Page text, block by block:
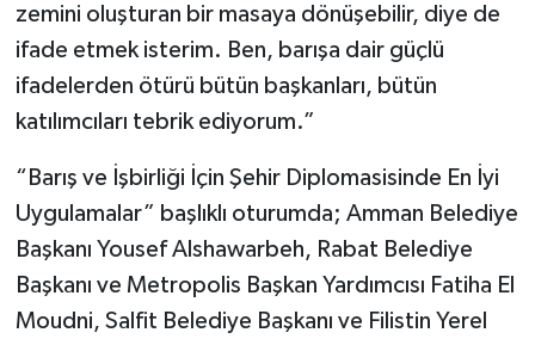
zemini oluşturan bir masaya dönüşebilir, diye de
ifade etmek isterim. Ben, barışa dair güçlü
ifadelerden ötürü bütün başkanları, bütün
katılımcıları tebrik ediyorum.”
“Barış ve İşbirliği İçin Şehir Diplomasisinde En İyi
Uygulamalar” başlıklı oturumda; Amman Belediye
Başkanı Yousef Alshawarbeh, Rabat Belediye
Başkanı ve Metropolis Başkan Yardımcısı Fatiha El
Moudni, Salfit Belediye Başkanı ve Filistin Yerel